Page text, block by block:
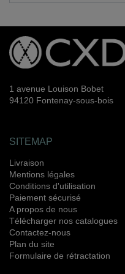
1 avenue Louison Bobet
94120 Fontenay-sous-bois
SITEMAP
Livraison
Mentions légales
Conditions d'utilisation
Paiement sécurisé
A propos de nous
Télécharger nos catalogues
Contactez-nous
Plan du site
Formulaire de rétractation